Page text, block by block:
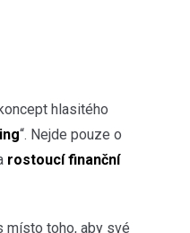
hlasitého
“. Nejde pouze o
rostoucí finanční
místo toho, aby své